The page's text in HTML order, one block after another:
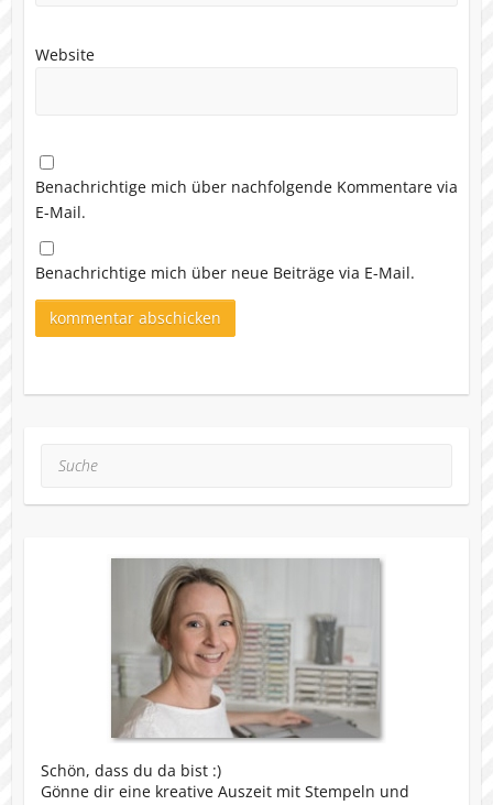
Website
Benachrichtige mich über nachfolgende Kommentare via
E-Mail.
Benachrichtige mich über neue Beiträge via E-Mail.
Schön, dass du da bist :)
Gönne dir eine kreative Auszeit mit Stempeln und